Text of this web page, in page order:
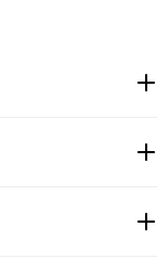
De cap heeft